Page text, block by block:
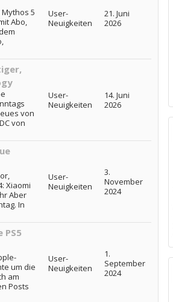
5
Abo,
User-
Neuigkeiten
21. Juni
2026
von
von
User-
Neuigkeiten
14. Juni
2026
Xiaomi
Aber
In
User-
Neuigkeiten
3.
November
2024
PS5
um die
am
Posts
User-
Neuigkeiten
1.
September
2024